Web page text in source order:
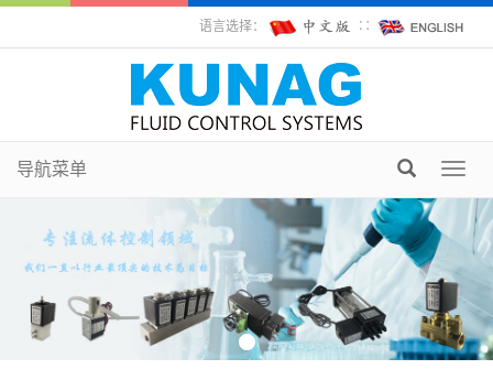
语言选择： ∷
导航菜单